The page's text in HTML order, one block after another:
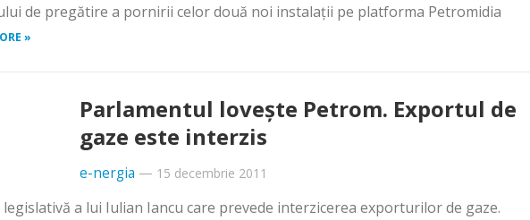
de pregătire a pornirii celor două noi instalaţii pe platforma Petromidia
»
Parlamentul loveşte Petrom. Exportul de
gaze este interzis
e-nergia — 15 decembrie 2011
a lui Iulian Iancu care prevede interzicerea exporturilor de gaze.